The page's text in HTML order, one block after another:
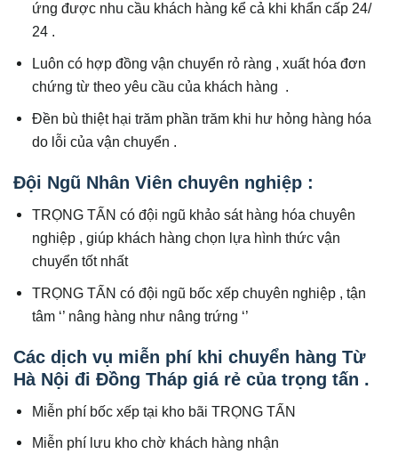
ứng được nhu cầu khách hàng kể cả khi khẩn cấp 24/
24 .
Luôn có hợp đồng vận chuyển rỏ ràng , xuất hóa đơn
chứng từ theo yêu cầu của khách hàng .
Đền bù thiệt hại trăm phần trăm khi hư hỏng hàng hóa
do lỗi của vận chuyển .
Đội Ngũ Nhân Viên chuyên nghiệp :
TRỌNG TẤN có đội ngũ khảo sát hàng hóa chuyên
nghiệp , giúp khách hàng chọn lựa hình thức vận
chuyển tốt nhất
TRỌNG TẤN có đội ngũ bốc xếp chuyên nghiệp , tận
tâm ‘’ nâng hàng như nâng trứng ‘’
Các dịch vụ miễn phí khi chuyển hàng Từ
Hà Nội đi Đồng Tháp giá rẻ của trọng tấn .
Miễn phí bốc xếp tại kho bãi TRỌNG TẤN
Miễn phí lưu kho chờ khách hàng nhận